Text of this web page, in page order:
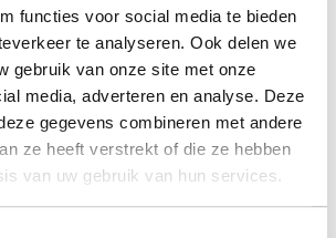
functies voor social media te bieden
te analyseren. Ook delen we
gebruik van onze site met onze
media, adverteren en analyse. Deze
gegevens combineren met andere
ze heeft verstrekt of die ze hebben
van uw gebruik van hun services.
Eleganz zu verlieren.